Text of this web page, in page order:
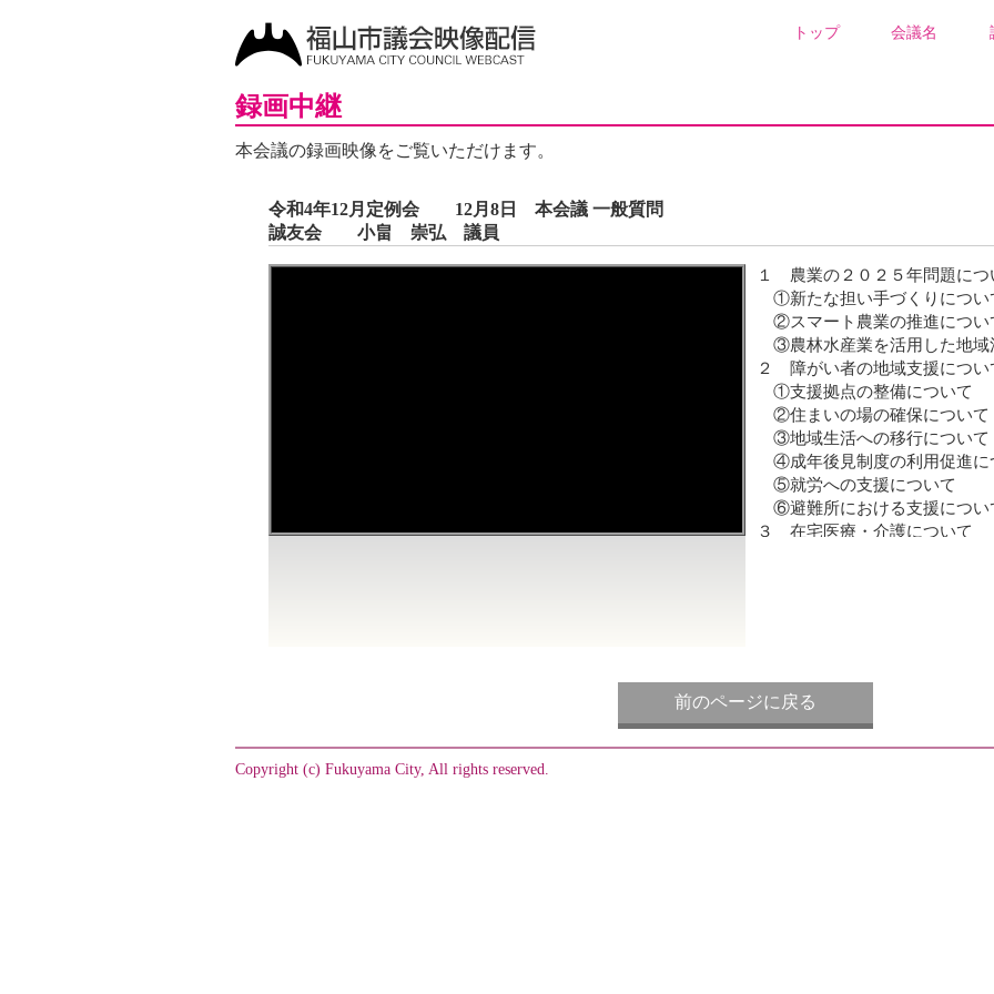
トップ 会議名
録画中継
本会議の録画映像をご覧いただけます。
令和4年12月定例会 12月8日 本会議 一般質問
誠友会 小畠 崇弘 議員
１ 農業の２０２５年問題につ
①新たな担い手づくりについ
②スマート農業の推進につい
③農林水産業を活用した地域
２ 障がい者の地域支援につい
①支援拠点の整備について
②住まいの場の確保について
③地域生活への移行について
④成年後見制度の利用促進に
⑤就労への支援について
⑥避難所における支援につい
３ 在宅医療・介護について
①現状の課題について
前のページに戻る
Copyright (c) Fukuyama City, All rights reserved.